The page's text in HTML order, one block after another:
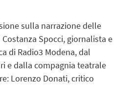
sulla narrazione delle
Spocci, giornalista e
di Radio3 Modena, dal
e dalla compagnia teatrale
Lorenzo Donati, critico